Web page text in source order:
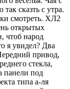
сказть с утра.
смотреть. ХЛ2
открытых
чтоб народ
я увидел? Два
привод,
стекла,
панели под
типа а-ля